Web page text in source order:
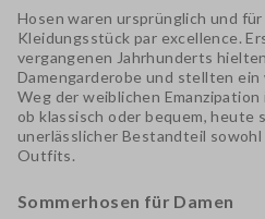
Hosen waren ursprünglich und
Kleidungsstück par excellence.
vergangenen Jahrhunderts
Damengarderobe und stellten ein
Weg der weiblichen Emanzipation
ob klassisch oder bequem, heute
unerlässlicher Bestandteil
Outfits.
Sommerhosen für Damen